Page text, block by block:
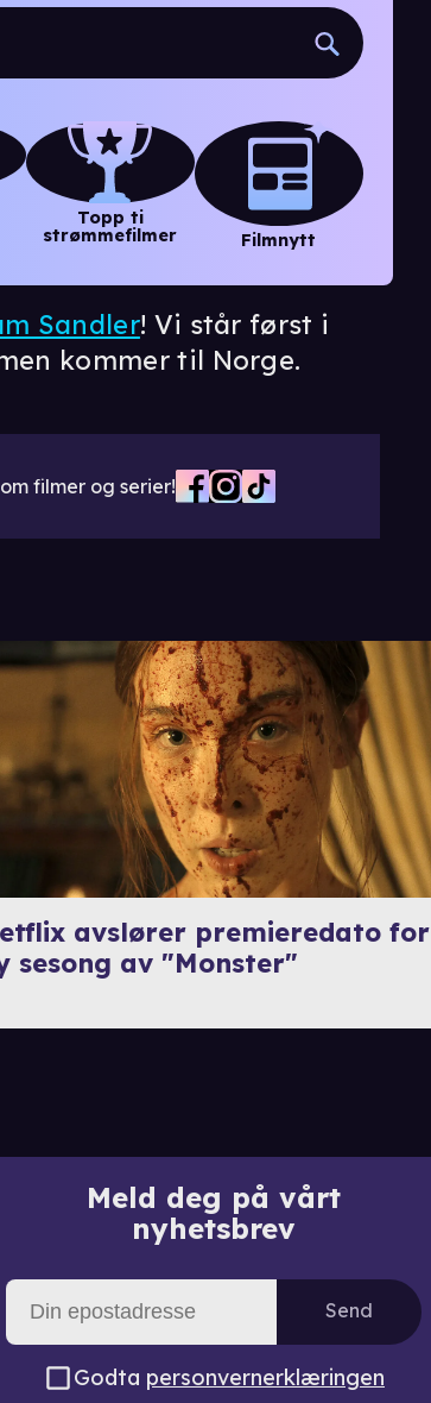
Topp ti
strømmefilmer
Filmnytt
Sandler! Vi står først i
kommer til Norge.
filmer og serier!
avslører premieredato for
sesong av "Monster"
Meld deg på vårt
nyhetsbrev
Send
Godta personvernerklæringen